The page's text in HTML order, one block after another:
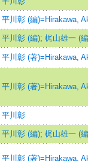
平川彰 (編)=Hirakawa,
平川彰 (編); 梶山雄一 (
平川彰 (著)=Hirakawa,
平川彰 (著)=Hirakawa,
平川彰
平川彰 (編); 梶山雄一 (
平川彰 (著)=Hirakawa,